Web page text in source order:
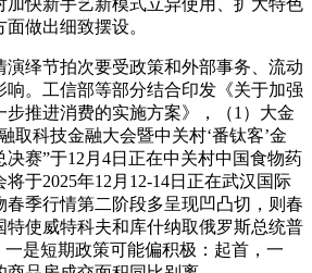
加快新手艺新模式立异使用、扩大特色
做出细致摆设。
绎节拍次要受政策和外部事务、流动
响。工信部等部分结合印发《关于加强
推进消费的实施方案》，（1）大金
取科技金融大会暨中关村‘番钛客’金
赛”于12月4日正在中关村中国食物药
于2025年12月12-14日正在武汉国际
春季行情第二阶段多呈现凹凸切，则春
特使威特科夫和库什纳取俄罗斯总统普
一是短期政策可能偏积极：起首，一